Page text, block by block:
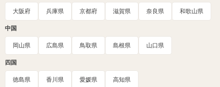
大阪府 兵庫県 京都府 滋賀県 奈良県 和歌山県
中国
岡山県 広島県 鳥取県 島根県 山口県
四国
徳島県 香川県 愛媛県 高知県